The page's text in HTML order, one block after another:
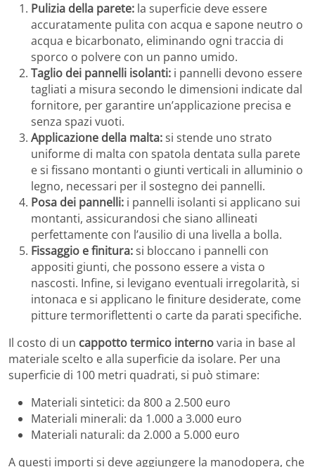
Pulizia della parete: la superficie deve essere
accuratamente pulita con acqua e sapone neutro o
acqua e bicarbonato, eliminando ogni traccia di
sporco o polvere con un panno umido.
Taglio dei pannelli isolanti: i pannelli devono essere
tagliati a misura secondo le dimensioni indicate dal
fornitore, per garantire un’applicazione precisa e
senza spazi vuoti.
Applicazione della malta:si stende uno strato
uniforme di malta con spatola dentata sulla parete
e si fissano montanti o giunti verticali in alluminio o
legno, necessari per il sostegno dei pannelli.
Posa dei pannelli: i pannelli isolanti si applicano sui
montanti, assicurandosi che siano allineati
perfettamente con l’ausilio di una livella a bolla.
Fissaggio e finitura:si bloccano i pannelli con
appositi giunti, che possono essere a vista o
nascosti. Infine, si levigano eventuali irregolarità, si
intonaca e si applicano le finiture desiderate, come
pitture termoriflettenti o carte da parati specifiche.
Il costo di un cappotto termico internovaria in base al
materiale scelto e alla superficie da isolare. Per una
superficie di 100 metri quadrati, si può stimare:
Materiali sintetici: da 800 a 2.500 euro
Materiali minerali: da 1.000 a 3.000 euro
Materiali naturali: da 2.000 a 5.000 euro
A questi importi si deve aggiungere la manodopera, che